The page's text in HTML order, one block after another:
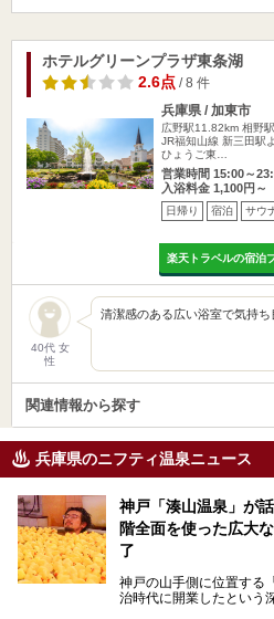
ホテルグリーンプラザ東条湖
2.6点/ 8 件
兵庫県 / 加東市
広野駅11.82km 相野
JR福知山線 新三田駅
ひょうご東…
営業時間 15:00～
入浴料金 1,100円～
日帰り 宿泊 サウ
楽天トラベルの宿泊
40代 女
性
清潔感のある広い浴室で気持ち
関連情報から探す
兵庫県のニフティ温泉ニュース
神戸「湊山温泉」が
階全面を使った広大
了
神戸の山手側に位置する
治時代に開業したという